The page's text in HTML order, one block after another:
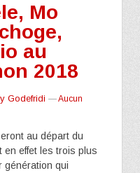
Mo
au
2018
Godefridi —Aucun
au départ du
en effet les trois plus
génération qui